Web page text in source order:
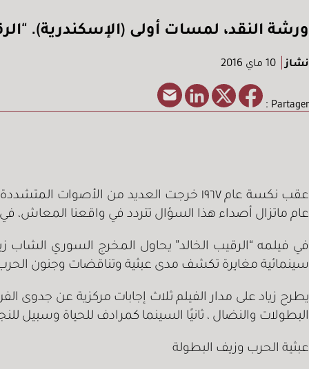
ورشة النقد، لمسات أولى (الإسكندرية).
نشاز 10 ماي 2016
Partager :
عقب نكسة عام ١٩٦٧ خرجت العديد من
عام ماتزال أصداء هذا السؤال تتردد في واقعنا المعاش،
في فيلمه “الرقيب الخالد” يحاول المخرج السوري الشاب
سينمائية مغايرة تكشف مدى عبثية وتناقضات وجنون
يطرح زياد على مدار الفيلم ثلاث إجابات مركزية عن
البطولات والنضال ، ثانيًا السينما كمرادف للحياة وسبيل
عبثية الحرب وزيف البطولة